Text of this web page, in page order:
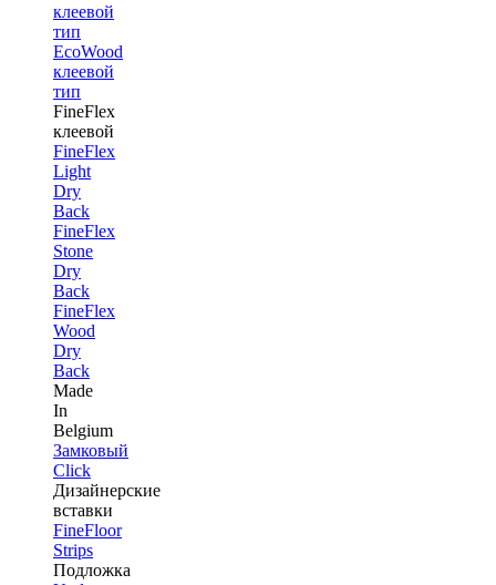
клеевой
тип
EcoWood
клеевой
тип
FineFlex
клеевой
FineFlex
Light
Dry
Back
FineFlex
Stone
Dry
Back
FineFlex
Wood
Dry
Back
Made
In
Belgium
Замковый
Click
Дизайнерские
вставки
FineFloor
Strips
Подложка